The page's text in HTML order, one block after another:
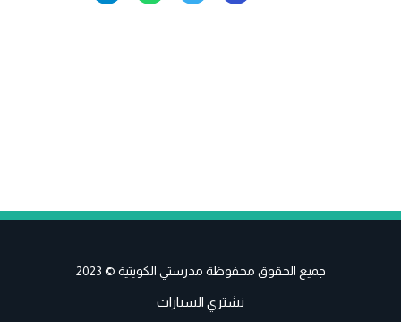
جميع الحقوق محفوظة مدرستي الكويتية © 2023
نشتري السيارات